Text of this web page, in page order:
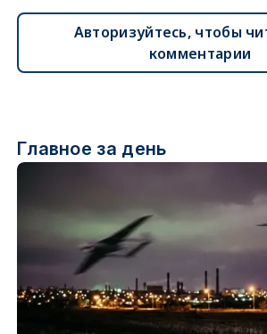
Авторизуйтесь, чтобы
комментарии
Главное за день